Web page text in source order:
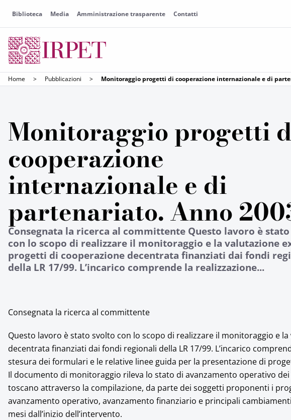
Biblioteca Media Amministrazione trasparente Contatti
Home > Pubblicazioni > Monitoraggio progetti di cooperazione internazionale e di
Monitoraggio progetti
cooperazione
internazionale e di
partenariato. Anno
Consegnata la ricerca al committente Questo lavoro è
con lo scopo di realizzare il monitoraggio e la valutazione
progetti di cooperazione decentrata finanziati dai fondi
della LR 17/99. L’incarico comprende la realizzazione...
Consegnata la ricerca al committente
Questo lavoro è stato svolto con lo scopo di realizzare il monitoraggio e
decentrata finanziati dai fondi regionali della LR 17/99. L’incarico
stesura dei formulari e le relative linee guida per la presentazione di
Il documento di monitoraggio rileva lo stato di avanzamento operativo
toscano attraverso la compilazione, da parte dei soggetti proponenti i
avanzamento operativo, avanzamento finanziario e principali
mesi dall’inizio dell’intervento.